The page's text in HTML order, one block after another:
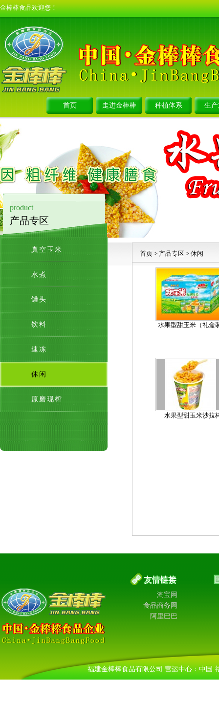
金棒棒食品欢迎您！
首页 走进金棒棒 种植体系 生
product
产品专区
真空玉米
水煮
罐头
饮料
速冻
休闲
原磨现榨
首页 > 产品专区 > 休闲
水果型甜玉米（礼盒
水果型甜玉米沙拉
淘宝网
食品商务网
阿里巴巴
福建金棒棒食品有限公司 营运中心：中国